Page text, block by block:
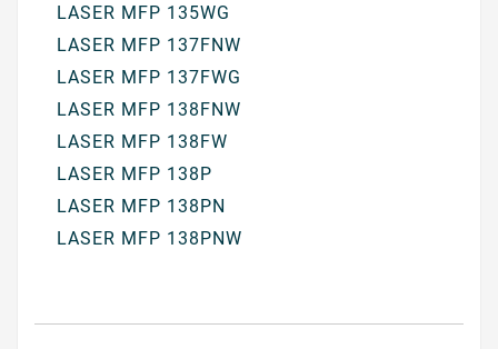
LASER MFP 135WG
LASER MFP 137FNW
LASER MFP 137FWG
LASER MFP 138FNW
LASER MFP 138FW
LASER MFP 138P
LASER MFP 138PN
LASER MFP 138PNW